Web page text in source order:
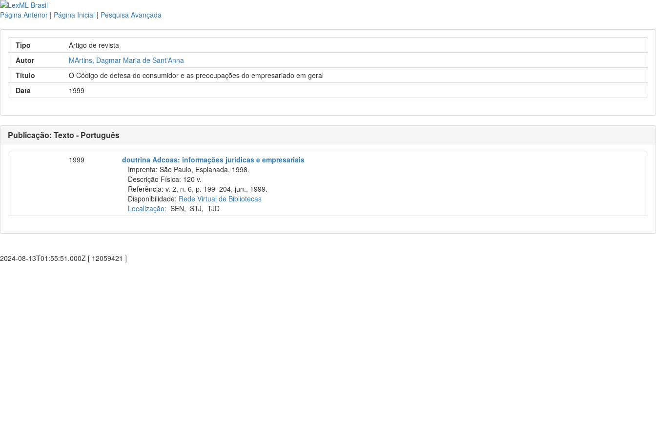
Página Anterior | Página Inicial | Pesquisa Avançada
Tipo
Artigo de revista
Autor
MArtins, Dagmar Maria de Sant'Anna
Título
O Código de defesa do consumidor e as preocupações do empresariado em geral
Data
1999
Publicação: Texto - Português
1999
doutrina Adcoas: informações jurídicas e empresariais
Imprenta: São Paulo, Esplanada, 1998.
Descrição Física: 120 v.
Referência: v. 2, n. 6, p. 199–204, jun., 1999.
Disponibilidade: Rede Virtual de Bibliotecas
Localização: SEN,STJ,TJD
2024-08-13T01:55:51.000Z [ 12059421 ]